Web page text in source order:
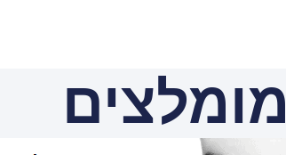
מומלצים